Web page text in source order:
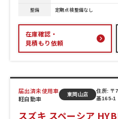
整備 定期点検整備なし
在庫確認・
見積もり依頼
届出済未使用車
軽自動車
東岡山店
住所: 〒
基165-1
スズキ スペーシア